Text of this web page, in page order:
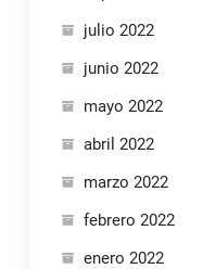
julio 2022
junio 2022
mayo 2022
abril 2022
marzo 2022
febrero 2022
enero 2022